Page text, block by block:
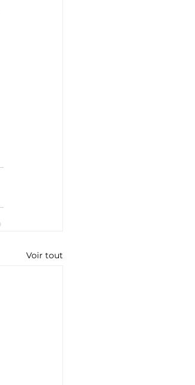
Voir tout